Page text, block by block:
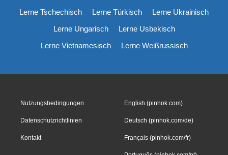
Lerne Tschechisch
Lerne Türkisch
Lerne Ukrainisch
Lerne Ungarisch
Lerne Usbekisch
Lerne Vietnamesisch
Lerne Weißrussisch
Nutzungsbedingungen
Datenschutzrichtlinien
Kontakt
English (pinhok.com)
Deutsch (pinhok.com/de)
Français (pinhok.com/fr)